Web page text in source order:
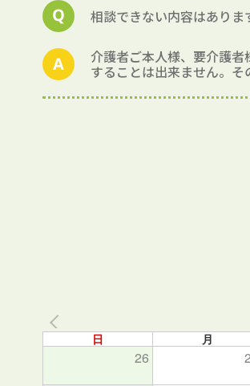
相談できない内容はありま
介護者ご本人様、要介護
することは出来ません。
日 月
26